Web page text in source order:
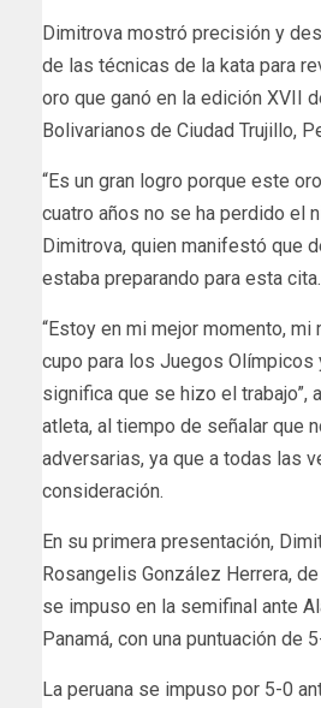
Dimitrova mostró precisión y
de las técnicas de la kata para
oro que ganó en la edición XVII
Bolivarianos de Ciudad Trujillo,
“Es un gran logro porque este
cuatro años no se ha perdido el
Dimitrova, quien manifestó que
estaba preparando para esta cita.
“Estoy en mi mejor momento,
cupo para los Juegos Olímpicos
significa que se hizo el trabajo”,
atleta, al tiempo de señalar que
adversarias, ya que a todas las
consideración.
En su primera presentación,
Rosangelis González Herrera,
se impuso en la semifinal ante
Panamá, con una puntuación de
La peruana se impuso por 5-0